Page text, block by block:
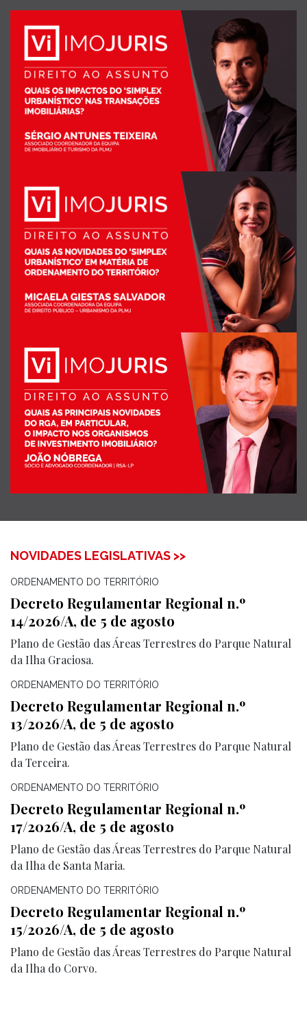
NOVIDADES LEGISLATIVAS >>
ORDENAMENTO DO TERRITÓRIO
Decreto Regulamentar Regional n.º
14/2026/A, de 5 de agosto
Plano de Gestão das Áreas Terrestres do Parque Natural
da Ilha Graciosa.
ORDENAMENTO DO TERRITÓRIO
Decreto Regulamentar Regional n.º
13/2026/A, de 5 de agosto
Plano de Gestão das Áreas Terrestres do Parque Natural
da Terceira.
ORDENAMENTO DO TERRITÓRIO
Decreto Regulamentar Regional n.º
17/2026/A, de 5 de agosto
Plano de Gestão das Áreas Terrestres do Parque Natural
da Ilha de Santa Maria.
ORDENAMENTO DO TERRITÓRIO
Decreto Regulamentar Regional n.º
15/2026/A, de 5 de agosto
Plano de Gestão das Áreas Terrestres do Parque Natural
da Ilha do Corvo.